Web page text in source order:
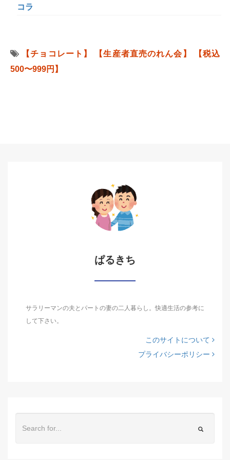
コラ
【チョコレート】 【生産者直売のれん会】
【税込
500〜999円】
ぱるきち
サラリーマンの夫とパートの妻の二人暮らし。快適生活の参考に
して下さい。
このサイトについて
プライバシーポリシー